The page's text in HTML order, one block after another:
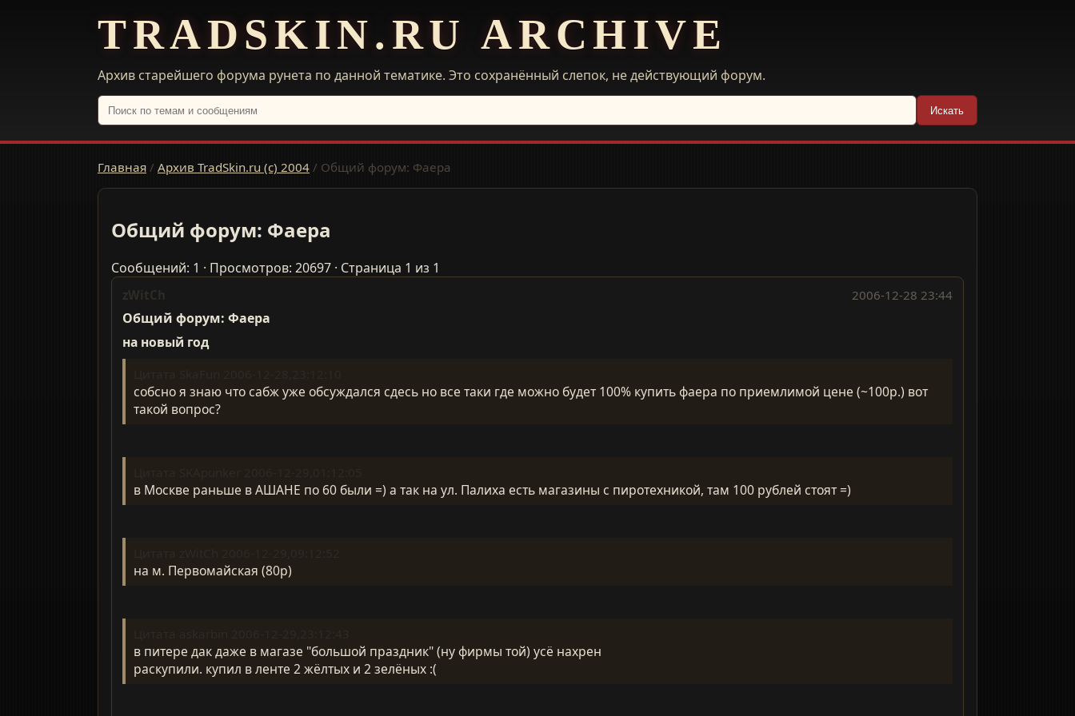
TRADSKIN.RU ARCHIVE
Архив старейшего форума рунета по данной тематике. Это сохранённый слепок, не действующий форум.
Искать
Главная / Архив TradSkin.ru (с) 2004 / Общий форум: Фаера
Общий форум: Фаера
Сообщений: 1 · Просмотров: 20697 · Страница 1 из 1
zWitCh 2006-12-28 23:44
Общий форум: Фаера
на новый год
собсно я знаю что сабж уже обсуждался сдесь но все таки где можно будет 100% купить фаера по приемлимой цене (~100p.) вот
такой вопрос?
в Москве раньше в АШАНЕ по 60 были =) а так на ул. Палиха есть магазины с пиротехникой, там 100 рублей стоят =)
на м. Первомайская (80р)
в питере дак даже в магазе "большой праздник" (ну фирмы той) усё нахрен
раскупили. купил в ленте 2 жёлтых и 2 зелёных :(